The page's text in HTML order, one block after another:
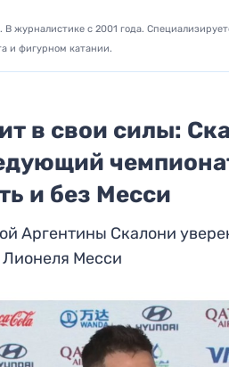
В журналистике с 2001 года.
и фигурном катании.
в свои силы:
и без Месси
Аргентины Скалони
Месси